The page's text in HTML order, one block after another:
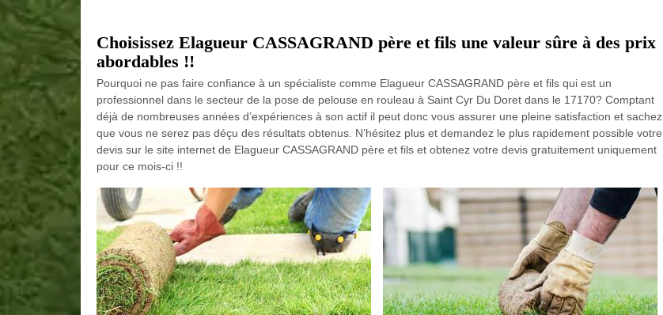
Choisissez Elagueur CASSAGRAND père et fils une valeur sûre à des prix
abordables !!
Pourquoi ne pas faire confiance à un spécialiste comme Elagueur CASSAGRAND père et fils qui est un
professionnel dans le secteur de la pose de pelouse en rouleau à Saint Cyr Du Doret dans le 17170? Comptant
déjà de nombreuses années d’expériences à son actif il peut donc vous assurer une pleine satisfaction et sachez
que vous ne serez pas déçu des résultats obtenus. N’hésitez plus et demandez le plus rapidement possible votre
devis sur le site internet de Elagueur CASSAGRAND père et fils et obtenez votre devis gratuitement uniquement
pour ce mois-ci !!